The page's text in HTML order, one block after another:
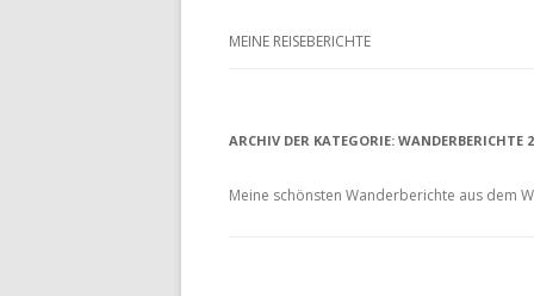
MEINE REISEBERICHTE
MEIN SCHWARZWALD URLAUB
ARCHIV DER KATEGORIE: WANDERBERICHTE
Meine schönsten Wanderberichte aus dem